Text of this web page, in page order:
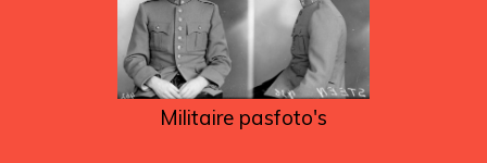
Militaire pasfoto's